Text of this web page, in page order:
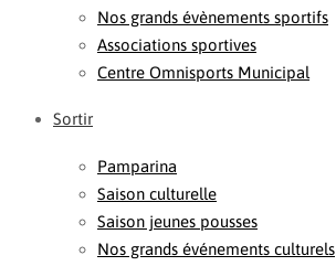
Nos grands évènements sportifs
Associations sportives
Centre Omnisports Municipal
Sortir
Pamparina
Saison culturelle
Saison jeunes pousses
Nos grands événements culturels